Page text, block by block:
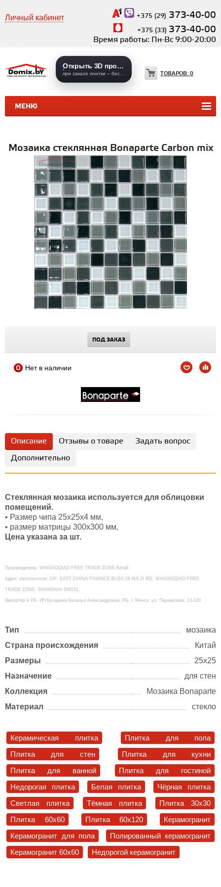
Личный кабинет +375 (29) 373-40-00
+375 (33) 373-40-00
Время работы: Пн-Вс 9:00-20:00
МЕНЮ
Открыть 3D проекты
ТОВАРОВ: 0
КЕРАМИЧЕСКАЯ ПЛИТКА
Мозаика стеклянная Bonaparte Carbon mix
ПОД ЗАКАЗ
Нет в наличии
Описание Отзывы о товаре
Задать вопрос
Дополнительно
Стеклянная мозаика используется для облицовки
помещений.
• Размер чипа 25х25х4 мм,
• размер матрицы 300х300 мм,
Цена указана за шт.
Производитель: WAIGAOQIAO FREE TRADE ZONE Китай
Адрес изготовителя: 19F, EAST CHINA FINANCE BLDG,28 MA JI RD, WAIGAOQIAO FREE
TRADE ZONE, SHANGHAI 200131,
Импортер в РБ: ИП Кухарева Наталья Александровна, РБ, г. Минск, ул. Парниковая, 13-120
Тип
мозаика
Страна происхождения
Китай
Размеры
25х25
Назначение
для стен
Коллекция
Мозаика Bonaparte
Материал
стекло
Керамическая плитка
Плитка для пола
Плитка для стен
Плитка для кухни
Плитка для ванной
Плитка для гостиной
Недорогая плитка
Белая плитка
Чёрная плитка
Светлая плитка
Тёмная плитка
Плитка 30x30
Плитка 60x60
Плитка 60x120
Керамогранит
Керамогранит для пола
Полированный керамогранит
Керамогранит 60x60
Недорогой керамогранит